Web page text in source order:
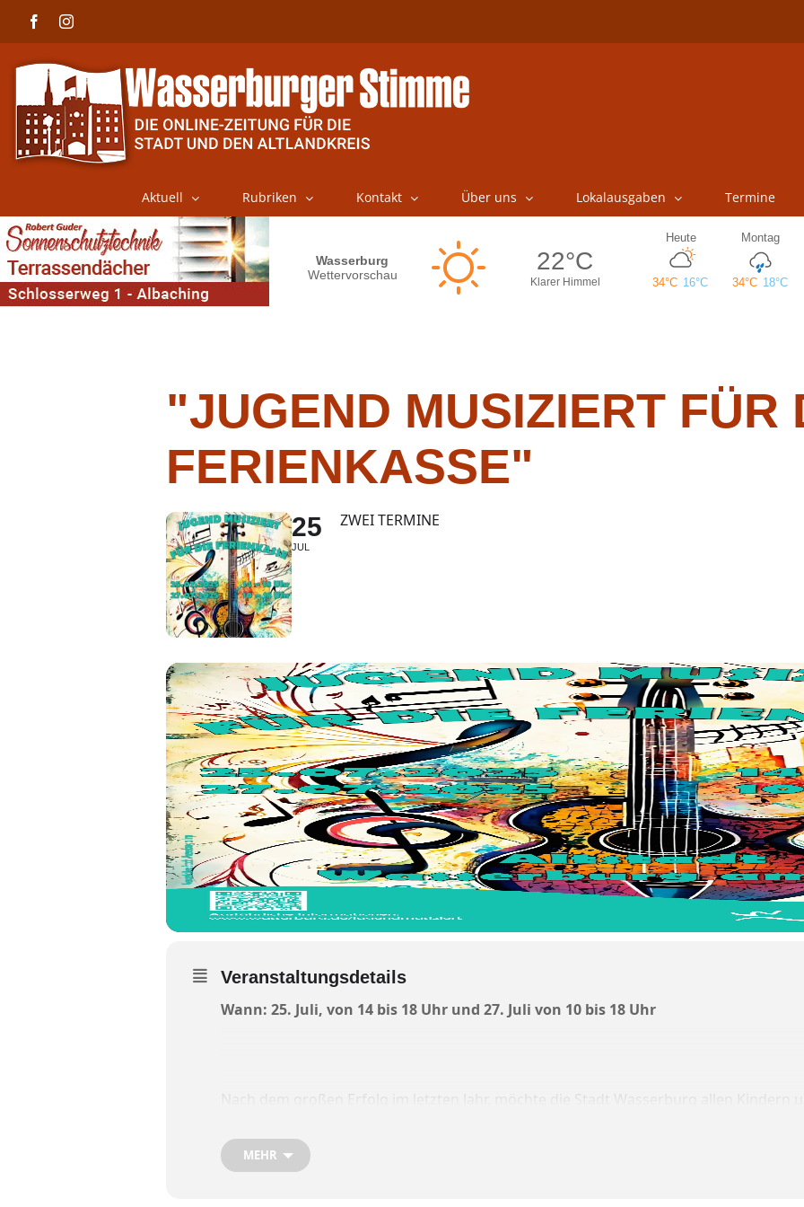
FacebookInstagram
Aktuell Rubriken Kontakt Über uns Lokalausgaben Termine
"JUGEND MUSIZIERT FÜR
FERIENKASSE"
25
JUL
ZWEI TERMINE
Veranstaltungsdetails
Wann: 25. Juli, von 14 bis 18 Uhr und 27. Juli von 10 bis 18 Uhr
Nach dem großen Erfolg im letzten Jahr, möchte die Stadt Wasserburg allen Kindern
Die Stadt Wasserburg bietet den jungen Musikanten die Möglichkeit, an diesem
MEHR